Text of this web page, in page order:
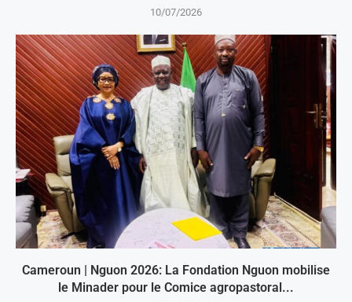
10/07/2026
Cameroun | Nguon 2026: La Fondation Nguon mobilise
le Minader pour le Comice agropastoral...